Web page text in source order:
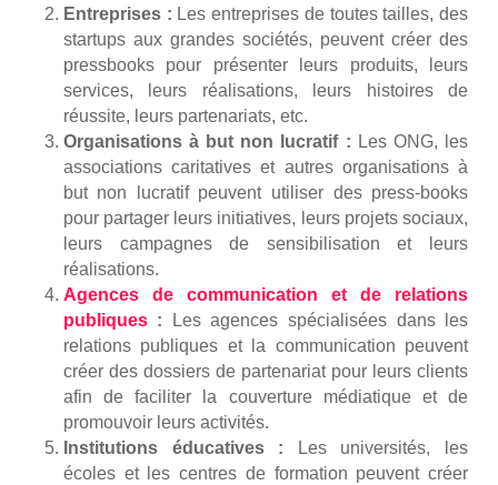
Entreprises : Les entreprises de toutes tailles, des
startups aux grandes sociétés, peuvent créer des
pressbooks pour présenter leurs produits, leurs
services, leurs réalisations, leurs histoires de
réussite, leurs partenariats, etc.
Organisations à but non lucratif : Les ONG, les
associations caritatives et autres organisations à
but non lucratif peuvent utiliser des press-books
pour partager leurs initiatives, leurs projets sociaux,
leurs campagnes de sensibilisation et leurs
réalisations.
Agences de communication et de relations
publiques: Les agences spécialisées dans les
relations publiques et la communication peuvent
créer des dossiers de partenariat pour leurs clients
afin de faciliter la couverture médiatique et de
promouvoir leurs activités.
Institutions éducatives : Les universités, les
écoles et les centres de formation peuvent créer